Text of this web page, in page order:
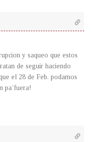
y saqueo que estos
de seguir haciendo
el 28 de Feb. podamos
pa’fuera!